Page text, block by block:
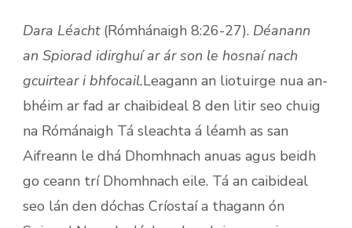
Dara Léacht (Rómhánaigh 8:26-27). Déanann
an Spiorad idirghuí ar ár son le hosnaí nach
gcuirtear i bhfocail.Leagann an liotuirge nua an-
bhéim ar fad ar chaibideal 8 den litir seo chuig
na Rómánaigh Tá sleachta á léamh as san
Aifreann le dhá Dhomhnach anuas agus beidh
go ceann trí Dhomhnach eile. Tá an caibideal
seo lán den dóchas Críostaí a thagann ón